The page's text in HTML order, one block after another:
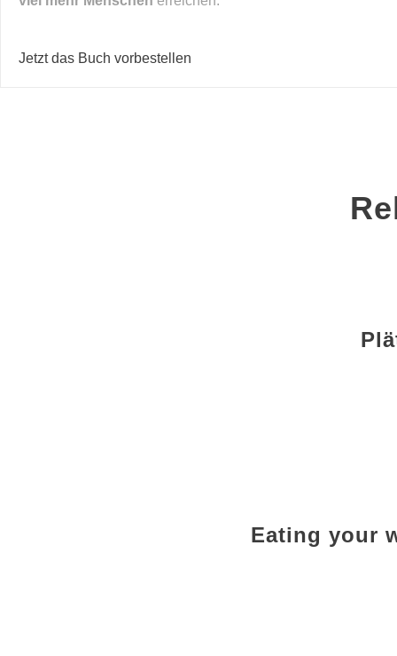
Jetzt das Buch vorbestellen
Eating your